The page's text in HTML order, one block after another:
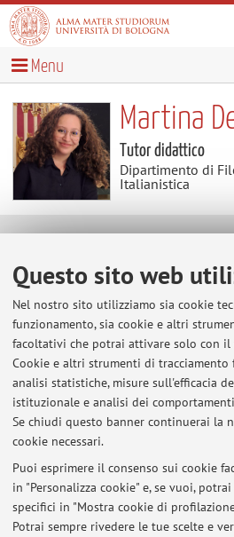
Questo sito web
Nel nostro sito utilizziamo sia cookie
funzionamento, sia cookie e altri
facoltativi che potrai attivare solo con il
Cookie e altri strumenti di
analisi statistiche, misure sull'efficacia
istituzionale e analisi dei
Se chiudi questo banner continuerai la
cookie necessari.
Puoi esprimere il consenso sui cookie
in "Personalizza cookie" e, se vuoi,
specifici in "Mostra cookie di
Potrai sempre rivedere le tue scelte e
Menu
Martina
Tutor didattico
Dipartimento di
Italianistica
E-mail:
Dipartimento di Filologia Classica
Via Zamboni 32, Bologna -Vai
Ultimi avvisi
Al momento non sono